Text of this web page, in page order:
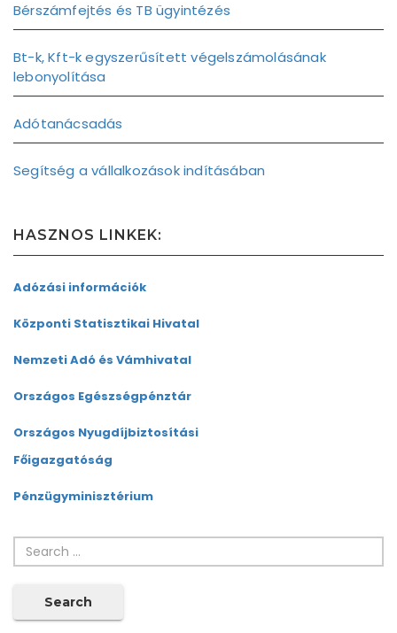
Bérszámfejtés és TB ügyintézés
Bt-k, Kft-k egyszerűsített végelszámolásának
lebonyolítása
Adótanácsadás
Segítség a vállalkozások indításában
HASZNOS LINKEK:
Adózási információk
Központi Statisztikai Hivatal
Nemzeti Adó és Vámhivatal
Országos Egészségpénztár
Országos Nyugdíjbiztosítási
Főigazgatóság
Pénzügyminisztérium
Search